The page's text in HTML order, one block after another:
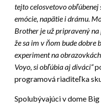
tejto celosvetovo
emócie, napätie i drámu.
Brother je už pripravený
že sa im v ňom bude dobre
experiment na
Voyo, si obľúbia aj diváci“
programová riaditeľka
Spolubývajúci v dome